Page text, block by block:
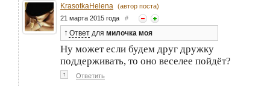
KrasotkaHelena (автор поста)
21 марта 2015 года #
↑ Ответ для милочка моя
Ну может если будем друг дружку
поддерживать, то оно веселее пойдёт?
↑ Ответить